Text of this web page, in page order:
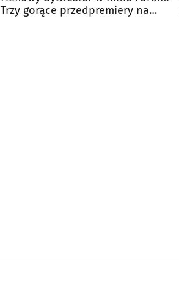
Trzy gorące przedpremiery na